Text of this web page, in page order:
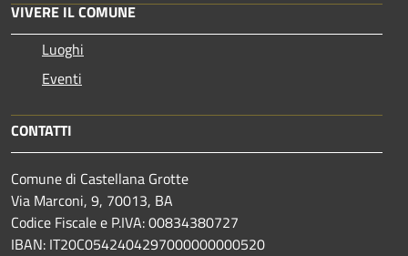
VIVERE IL COMUNE
Luoghi
Eventi
CONTATTI
Comune di Castellana Grotte
Via Marconi, 9, 70013, BA
Codice Fiscale e P.IVA: 00834380727
IBAN: IT20C0542404297000000000520